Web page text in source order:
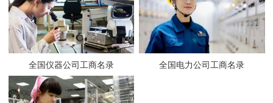
全国仪器公司工商名录 全国电力公司工商名录